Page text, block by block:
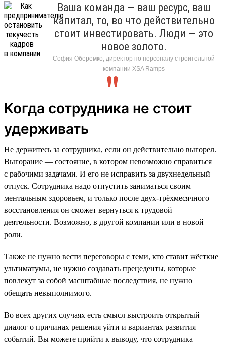
Ваша команда — ваш ресурс, ваш
капитал, то, во что действительно
стоит инвестировать. Люди — это
новое золото.
София Оберемко, директор по персоналу строительной
компании XSA Ramps
Когда сотрудника не стоит
удерживать
Не держитесь за сотрудника, если он действительно выгорел.
Выгорание — состояние, в котором невозможно справиться
с рабочими задачами. И его не исправить за двухнедельный
отпуск. Сотрудника надо отпустить заниматься своим
ментальным здоровьем, и только после двух-трёхмесячного
восстановления он сможет вернуться к трудовой
деятельности. Возможно, в другой компании или в новой
роли.
Также не нужно вести переговоры с теми, кто ставит жёсткие
ультиматумы, не нужно создавать прецеденты, которые
повлекут за собой масштабные последствия, не нужно
обещать невыполнимого.
Во всех других случаях есть смысл выстроить открытый
диалог о причинах решения уйти и вариантах развития
событий. Вы можете прийти к выводу, что сотрудника